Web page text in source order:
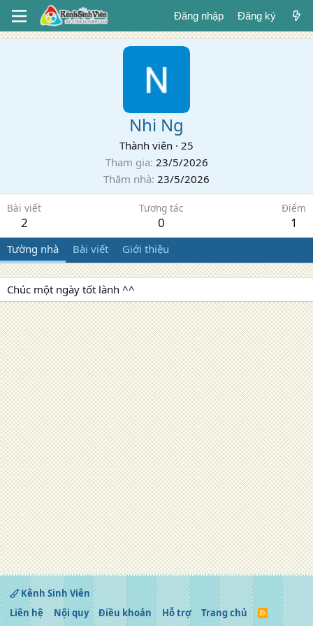
Đăng nhập Đăng ký
Nhi Ng
Thành viên · 25
Tham gia 23/5/2026
Thăm nhà 23/5/2026
Bài viết
2
Tương tác
0
Điểm
1
Tường nhà Bài viết Giới thiệu
Chúc một ngày tốt lành ^^
Kênh Sinh Viên
Liên hệ
Nội quy Điều khoản Hỗ trợ Trang chủ
R